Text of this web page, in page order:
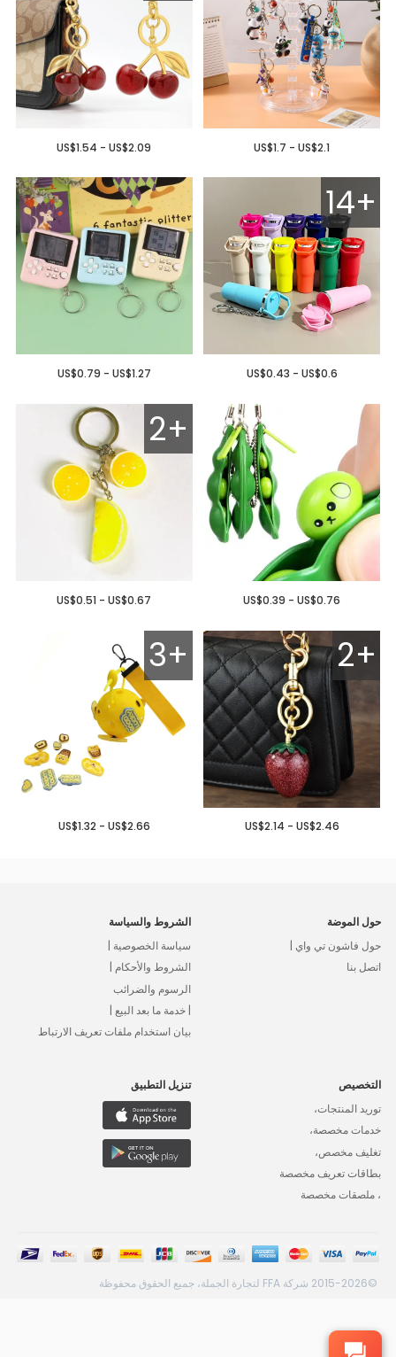
US$1.7 - US$2.1
US$1.54 - US$2.09
14+
US$0.43 - US$0.6
US$0.79 - US$1.27
US$0.39 - US$0.76
2+
US$0.51 - US$0.67
2+
US$2.14 - US$2.46
3+
US$1.32 - US$2.66
حول الموضة
حول فاشون تي واي |
اتصل بنا
الشروط والسياسة
سياسة الخصوصية |
الشروط والأحكام |
الرسوم والضرائب
| خدمة ما بعد البيع |
بيان استخدام ملفات تعريف الارتباط
التخصيص
توريد المنتجات،
خدمات مخصصة،
تغليف مخصص،
بطاقات تعريف مخصصة
، ملصقات مخصصة
تنزيل التطبيق
©2015-2026 شركة FFA لتجارة الجملة، جميع الحقوق محفوظة